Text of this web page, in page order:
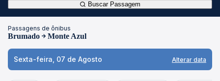
Buscar Passagem
Passagens de ônibus
Brumado Monte Azul
Sexta-feira, 07 de Agosto Alterar data